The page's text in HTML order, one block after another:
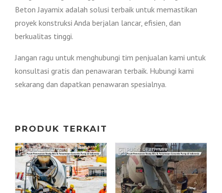
Beton Jayamix adalah solusi terbaik untuk memastikan
proyek konstruksi Anda berjalan lancar, efisien, dan
berkualitas tinggi.
Jangan ragu untuk menghubungi tim penjualan kami untuk
konsultasi gratis dan penawaran terbaik. Hubungi kami
sekarang dan dapatkan penawaran spesialnya.
PRODUK TERKAIT